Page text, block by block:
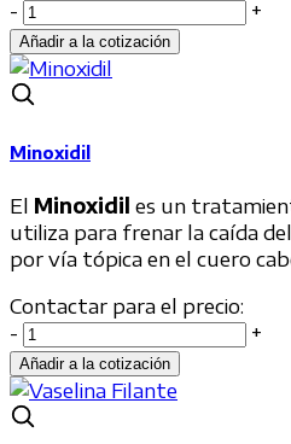
-
+
Minoxidil
El Minoxidil es un
utiliza para frenar la caída
por vía tópica en el cuero
Contactar para el precio:
-
+